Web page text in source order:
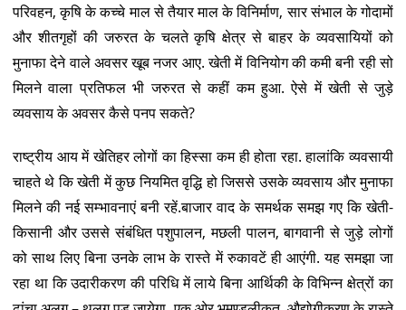
परिवहन, कृषि के कच्चे माल से तैयार माल के विनिर्माण, सार संभाल के गोदामों
और शीतगृहों की जरुरत के चलते कृषि क्षेत्र से बाहर के व्यवसायियों को
मुनाफा देने वाले अवसर खूब नजर आए. खेती में विनियोग की कमी बनी रही सो
मिलने वाला प्रतिफल भी जरुरत से कहीं कम हुआ. ऐसे में खेती से जुड़े
व्यवसाय के अवसर कैसे पनप सकते?
राष्ट्रीय आय में खेतिहर लोगों का हिस्सा कम ही होता रहा. हालांकि व्यवसायी
चाहते थे कि खेती में कुछ नियमित वृद्धि हो जिससे उसके व्यवसाय और मुनाफा
मिलने की नई सम्भावनाएं बनी रहें.बाजार वाद के समर्थक समझ गए कि खेती-
किसानी और उससे संबंधित पशुपालन, मछली पालन, बागवानी से जुड़े लोगों
को साथ लिए बिना उनके लाभ के रास्ते में रुकावटें ही आएंगी. यह समझा जा
रहा था कि उदारीकरण की परिधि में लाये बिना आर्थिकी के विभिन्न क्षेत्रों का